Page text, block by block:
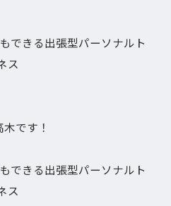
できる出張型パーソナルト
ス
です！
できる出張型パーソナルト
ス